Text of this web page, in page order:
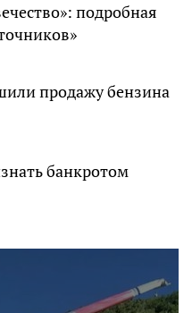
подробная
продажу бензина
банкротом